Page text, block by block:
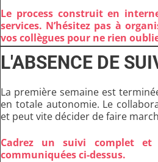
Le process construit en
services. N’hésitez pas à
vos collègues pour ne rien
L'ABSENCE DE
La première semaine est
en totale autonomie. Le
et peut vite décider de faire
Cadrez un suivi complet
communiquées ci-dessus.